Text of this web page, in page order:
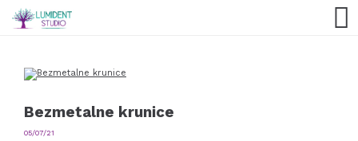
Bezmetalne krunice
05/07/21